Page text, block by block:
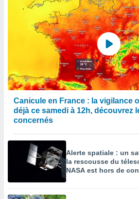
Canicule en France : la vigilance
déjà ce samedi à 12h, découvrez
concernés
Alerte spatiale : un
la rescousse du
NASA est hors de